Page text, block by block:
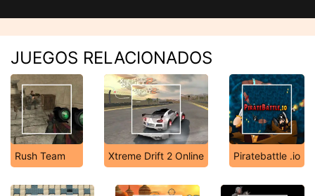
JUEGOS RELACIONADOS
Rush Team Xtreme Drift 2 Online Piratebattle .io